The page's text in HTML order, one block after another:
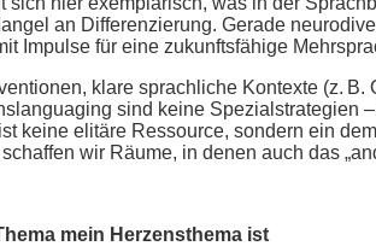
an Differenzierung. Gerade
Impulse für eine zukunftsfähige
klare sprachliche Kontexte (z.
sind keine Spezialstrategien
keine elitäre Ressource, sondern ein
wir Räume, in denen auch das
mein Herzensthema ist